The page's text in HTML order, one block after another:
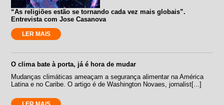
“As religiões estão se tornando cada vez mais globais”.
Entrevista com Jose Casanova
LER MAIS
O clima bate à porta, já é hora de mudar
Mudanças climáticas ameaçam a segurança alimentar na América
Latina e no Caribe. O artigo é de Washington Novaes, jornalist[...]